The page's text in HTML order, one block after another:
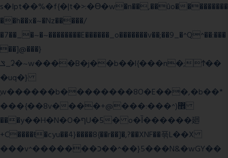
s�Ipt��%�f{�|t�>:�ϴ�w�n��,��ûo���������
��h��x�~�Nz�����/
�7��_�~�~��������E������_o�������v��;��9_�^Q^��:���
��]@���}
ݏ_ʡ�~w����B�j��b��l{���n�;Ϯ��
�uq�}
ֲw������b��������8O�E���,�b��*
���{��8v����+@���:���^)޾
���y��H�N�O�ףU�5� o�Ȉ������廻
+C����ŧ�cyu��4}����8{��r��]�,?��XNF��푺L��X
���v^�������כ��^��}5���N&�wGY��